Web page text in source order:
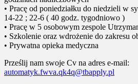
• Pracę od poniedziałku do niedzieli w
14-22 ; 22-6 ( 40 godz. tygodniowo )
• Pracę w 5 osobowym zespole
• Szkolenie oraz wdrożenie do zakresu
• Prywatna opieka medyczna
Prześlij nam swoje Cv na adres e-mail:
automatyk.fwva.qk4q@tbapply.pl